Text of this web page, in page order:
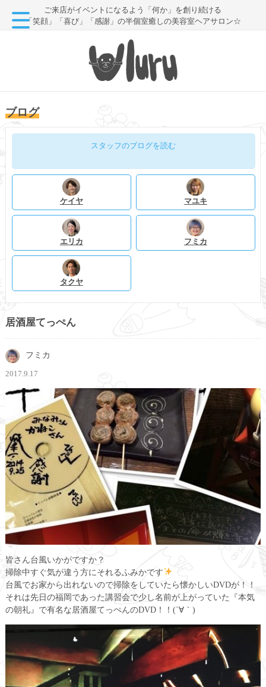
ご来店がイベントになるよう「何か」を創り続ける
「笑顔」「喜び」「感謝」の半個室癒しの美容室ヘアサロン☆
ブログ
スタッフのブログを読む
ケイヤ マユキ
エリカ フミカ
タクヤ
居酒屋てっぺん
フミカ
2017.9.17
皆さん台風いかがですか？
掃除中すぐ気が違う方にそれるふみかです
台風でお家から出れないので掃除をしていたら懐かしいDVDが！！
それは先日の福岡であった講習会で少し名前が上がっていた『本気
の朝礼』で有名な居酒屋てっぺんのDVD！！(´∀｀)